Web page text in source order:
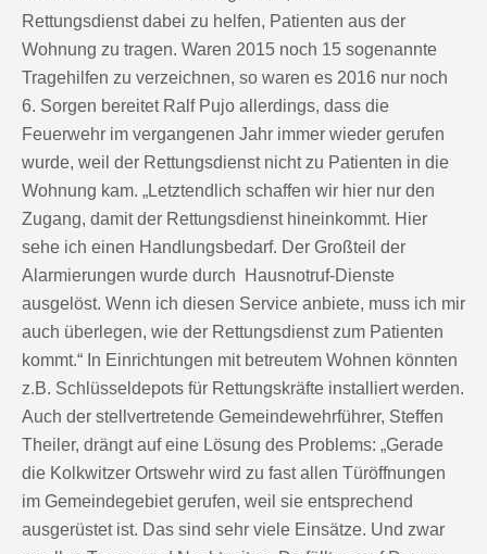
Rettungsdienst dabei zu helfen, Patienten aus der
Wohnung zu tragen. Waren 2015 noch 15 sogenannte
Tragehilfen zu verzeichnen, so waren es 2016 nur noch
6. Sorgen bereitet Ralf Pujo allerdings, dass die
Feuerwehr im vergangenen Jahr immer wieder gerufen
wurde, weil der Rettungsdienst nicht zu Patienten in die
Wohnung kam. „Letztendlich schaffen wir hier nur den
Zugang, damit der Rettungsdienst hineinkommt. Hier
sehe ich einen Handlungsbedarf. Der Großteil der
Alarmierungen wurde durch Hausnotruf-Dienste
ausgelöst. Wenn ich diesen Service anbiete, muss ich mir
auch überlegen, wie der Rettungsdienst zum Patienten
kommt.“ In Einrichtungen mit betreutem Wohnen könnten
z.B. Schlüsseldepots für Rettungskräfte installiert werden.
Auch der stellvertretende Gemeindewehrführer, Steffen
Theiler, drängt auf eine Lösung des Problems: „Gerade
die Kolkwitzer Ortswehr wird zu fast allen Türöffnungen
im Gemeindegebiet gerufen, weil sie entsprechend
ausgerüstet ist. Das sind sehr viele Einsätze. Und zwar